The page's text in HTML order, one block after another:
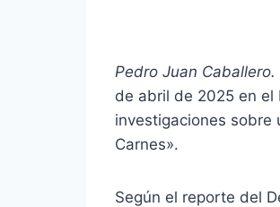
Pedro Juan Caballero.
de abril de 2025 en el
investigaciones sobre
Carnes».
Según el reporte del